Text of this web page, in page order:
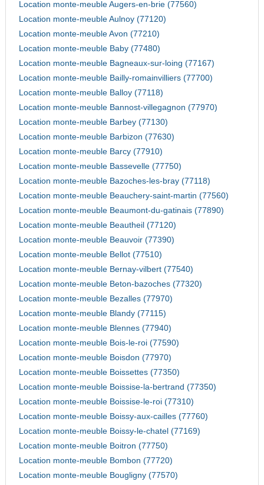
Location monte-meuble Augers-en-brie (77560)
Location monte-meuble Aulnoy (77120)
Location monte-meuble Avon (77210)
Location monte-meuble Baby (77480)
Location monte-meuble Bagneaux-sur-loing (77167)
Location monte-meuble Bailly-romainvilliers (77700)
Location monte-meuble Balloy (77118)
Location monte-meuble Bannost-villegagnon (77970)
Location monte-meuble Barbey (77130)
Location monte-meuble Barbizon (77630)
Location monte-meuble Barcy (77910)
Location monte-meuble Bassevelle (77750)
Location monte-meuble Bazoches-les-bray (77118)
Location monte-meuble Beauchery-saint-martin (77560)
Location monte-meuble Beaumont-du-gatinais (77890)
Location monte-meuble Beautheil (77120)
Location monte-meuble Beauvoir (77390)
Location monte-meuble Bellot (77510)
Location monte-meuble Bernay-vilbert (77540)
Location monte-meuble Beton-bazoches (77320)
Location monte-meuble Bezalles (77970)
Location monte-meuble Blandy (77115)
Location monte-meuble Blennes (77940)
Location monte-meuble Bois-le-roi (77590)
Location monte-meuble Boisdon (77970)
Location monte-meuble Boissettes (77350)
Location monte-meuble Boissise-la-bertrand (77350)
Location monte-meuble Boissise-le-roi (77310)
Location monte-meuble Boissy-aux-cailles (77760)
Location monte-meuble Boissy-le-chatel (77169)
Location monte-meuble Boitron (77750)
Location monte-meuble Bombon (77720)
Location monte-meuble Bougligny (77570)